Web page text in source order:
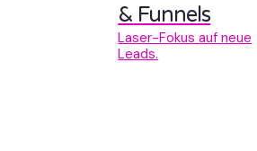
& Funnels
Laser-Fokus auf neue
Leads.